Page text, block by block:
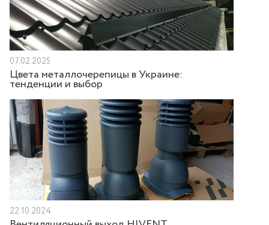
07.02.2025
Цвета металлочерепицы в Украине:
тенденции и выбор
22.10.2024